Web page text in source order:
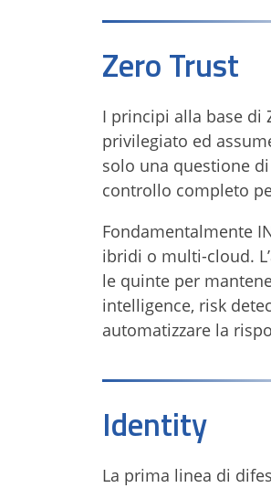
Zero Trust
I principi alla base di
privilegiato ed
solo una questione
controllo completo
Fondamentalmente
ibridi o multi-cloud.
le quinte per
intelligence, risk
automatizzare la
Identity
La prima linea di